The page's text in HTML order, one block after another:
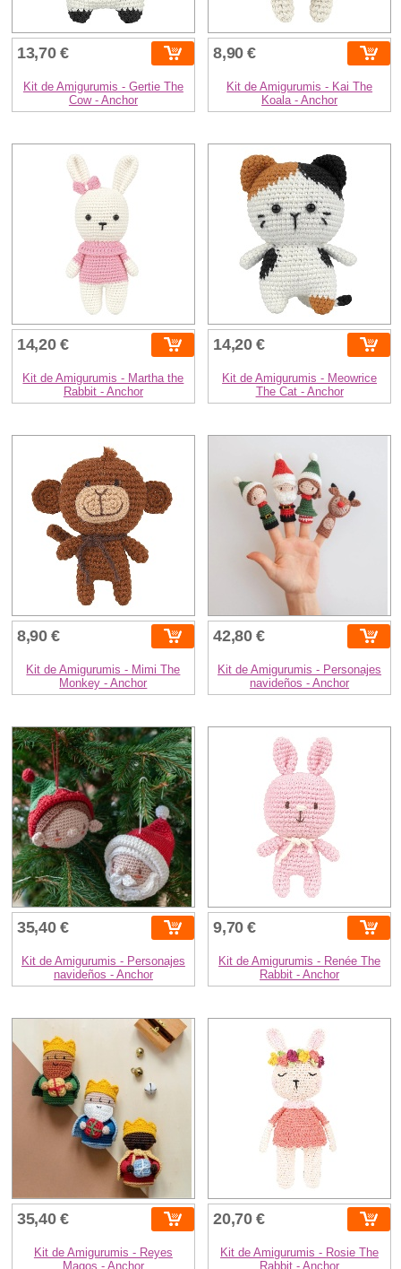
13,70 €
Kit de Amigurumis - Gertie The
Cow - Anchor
8,90 €
Kit de Amigurumis - Kai The
Koala - Anchor
14,20 €
Kit de Amigurumis - Martha the
Rabbit - Anchor
14,20 €
Kit de Amigurumis - Meowrice
The Cat - Anchor
8,90 €
Kit de Amigurumis - Mimi The
Monkey - Anchor
42,80 €
Kit de Amigurumis - Personajes
navideños - Anchor
35,40 €
Kit de Amigurumis - Personajes
navideños - Anchor
9,70 €
Kit de Amigurumis - Renée The
Rabbit - Anchor
35,40 €
Kit de Amigurumis - Reyes
Magos - Anchor
20,70 €
Kit de Amigurumis - Rosie The
Rabbit - Anchor